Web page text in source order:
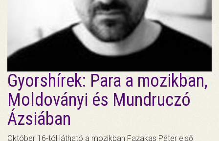
Gyorshírek: Para a mozikban,
Moldoványi és Mundruczó
Ázsiában
Október 16-tól látható a mozikban Fazakas Péter első